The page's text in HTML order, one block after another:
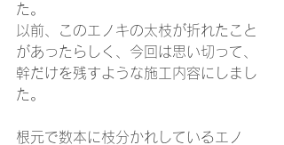
た。
以前、このエノキの太枝が折れたこと
があったらしく、今回は思い切って、
幹だけを残すような施工内容にしまし
た。
根元で数本に枝分かれしているエノ